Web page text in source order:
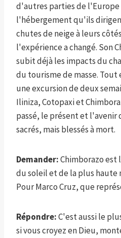
d'autres parties de
l'hébergement qu'ils
chutes de neige à leurs
l'expérience a changé. Son
subit déjà les impacts du
du tourisme de masse. Tout
une excursion de deux
Iliniza, Cotopaxi et
passé, le présent et l'avenir
sacrés, mais blessés à mort.
Demander:Chimborazo est
du soleil et de la plus haute
Pour Marco Cruz, que
Répondre:C'est aussi le
si vous croyez en Dieu,